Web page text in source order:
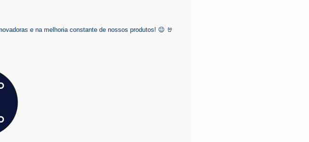
e na melhoria constante de nossos produtos! 😉 🤘